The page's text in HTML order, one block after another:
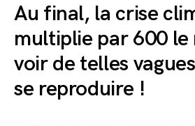
Au final, la crise
multiplie par 600 le
voir de telles
se reproduire !